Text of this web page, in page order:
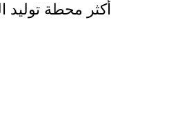
أكثر محطة توليد